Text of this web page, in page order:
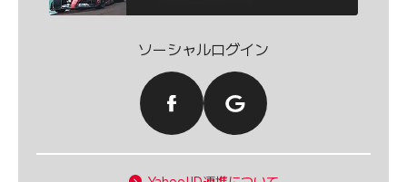
ソーシャルログイン